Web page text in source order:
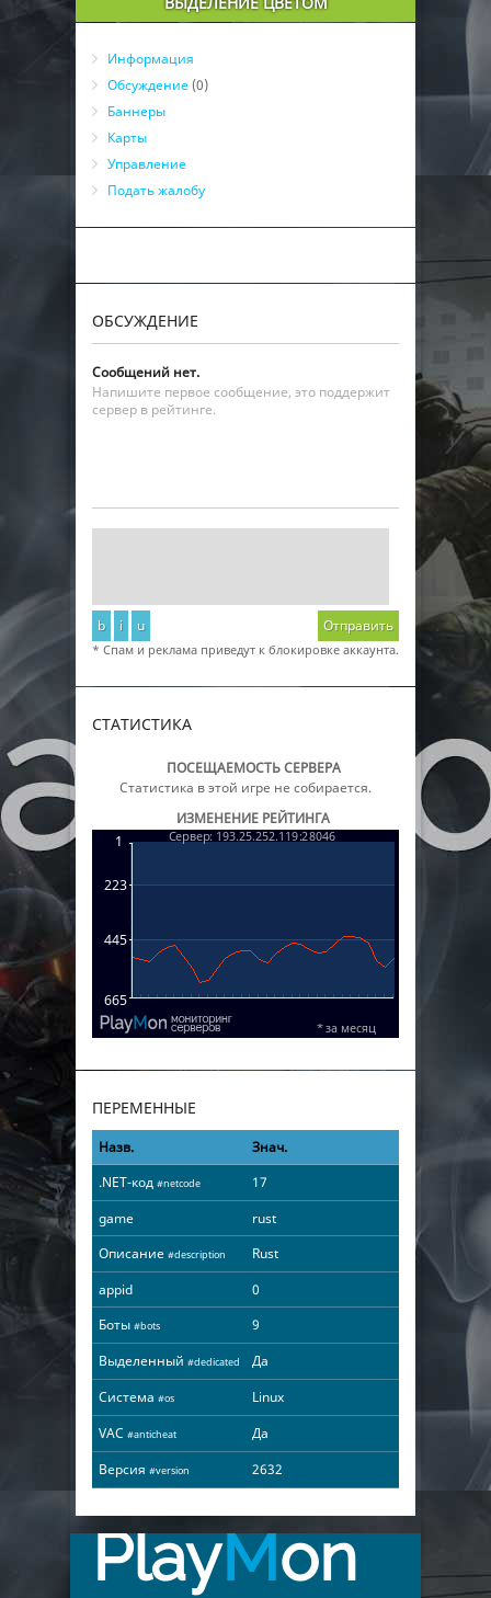
28
Rotfohlen бот
21:26:07
29
30
Rahh3108
31
Player4
32
Il1r
33
aggggggrrrrrrrrrrrr
34
RageBait
Информация
Обсуждение (0)
Баннеры
Карты
Управление
Подать жалобу
ОБСУЖДЕНИЕ
Сообщений нет.
Напишите первое сообщение, это поддержит
сервер в рейтинге.
b i u Отправить
* Спам и реклама приведут к блокировке аккаунта.
СТАТИСТИКА
ПОСЕЩАЕМОСТЬ СЕРВЕРА
Статистика в этой игре не собирается.
ИЗМЕНЕНИЕ РЕЙТИНГА
ПЕРЕМЕННЫЕ
Назв.
Знач.
.NET-код #netcode
17
game
rust
Описание #description
Rust
appid
0
Боты #bots
9
Выделенный #dedicated
Да
Система #os
Linux
VAC #anticheat
Да
Версия #version 2632
PlayMon